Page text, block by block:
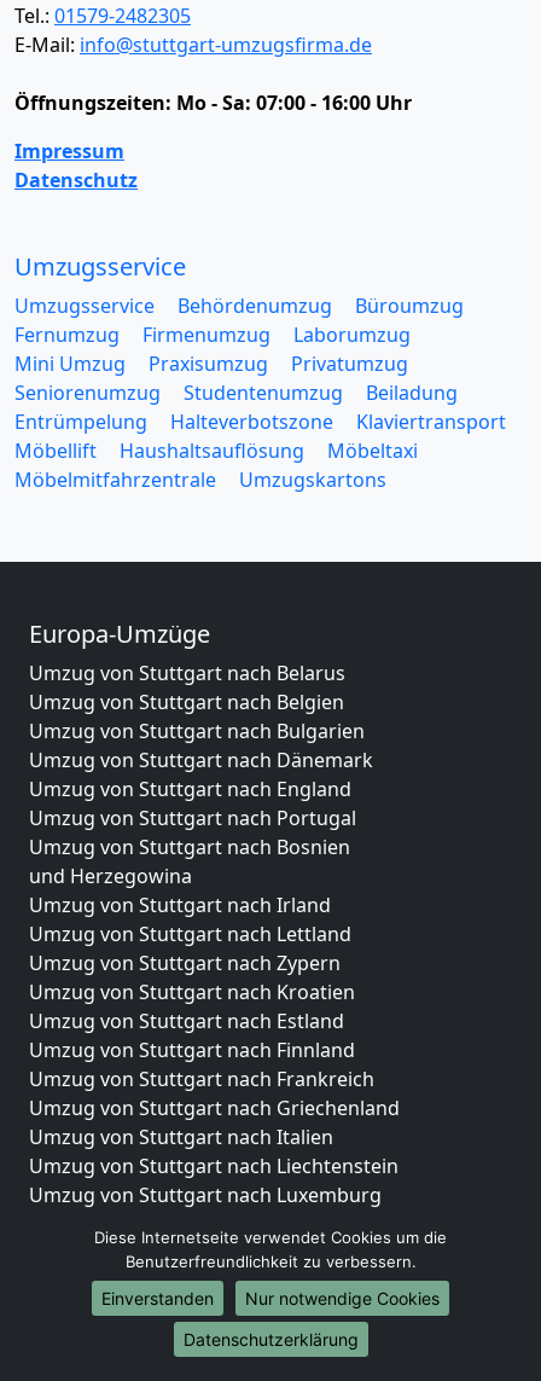
Tel.: 01579-2482305
E-Mail: info@stuttgart-umzugsfirma.de
Öffnungszeiten: Mo - Sa: 07:00 - 16:00 Uhr
Impressum
Datenschutz
Umzugsservice
Umzugsservice Behördenumzug
Büroumzug
Fernumzug
Firmenumzug
Laborumzug
Mini Umzug
Praxisumzug
Privatumzug
Seniorenumzug
Studentenumzug
Beiladung
Entrümpelung
Halteverbotszone
Klaviertransport
Möbellift
Haushaltsauflösung
Möbeltaxi
Möbelmitfahrzentrale
Umzugskartons
Europa-Umzüge
Umzug von Stuttgart nach Belarus
Umzug von Stuttgart nach Belgien
Umzug von Stuttgart nach Bulgarien
Umzug von Stuttgart nach Dänemark
Umzug von Stuttgart nach England
Umzug von Stuttgart nach Portugal
Umzug von Stuttgart nach Bosnien
und Herzegowina
Umzug von Stuttgart nach Irland
Umzug von Stuttgart nach Lettland
Umzug von Stuttgart nach Zypern
Umzug von Stuttgart nach Kroatien
Umzug von Stuttgart nach Estland
Umzug von Stuttgart nach Finnland
Umzug von Stuttgart nach Frankreich
Umzug von Stuttgart nach Griechenland
Umzug von Stuttgart nach Italien
Umzug von Stuttgart nach Liechtenstein
Umzug von Stuttgart nach Luxemburg
Umzug von Stuttgart nach Norwegen
Umzüge-Deutschlandweit
Umzug von Stuttgart nach Berlin
Diese Internetseite verwendet Cookies um die
Benutzerfreundlichkeit zu verbessern.
Einverstanden
Nur notwendige Cookies
Datenschutzerklärung